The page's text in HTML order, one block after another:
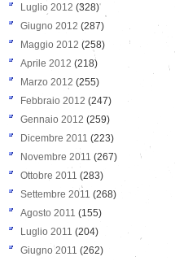
Luglio 2012 (328)
Giugno 2012 (287)
Maggio 2012 (258)
Aprile 2012 (218)
Marzo 2012 (255)
Febbraio 2012 (247)
Gennaio 2012 (259)
Dicembre 2011 (223)
Novembre 2011 (267)
Ottobre 2011 (283)
Settembre 2011 (268)
Agosto 2011 (155)
Luglio 2011 (204)
Giugno 2011 (262)